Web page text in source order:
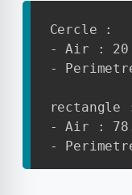
Cercle :
- Air : 20
-
rectangle
- Air :
-